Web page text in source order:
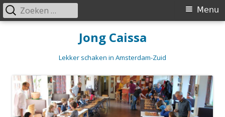
Jong Caissa
Lekker schaken in Amsterdam-Zuid
Primair
Menu
Zoeken
naar: